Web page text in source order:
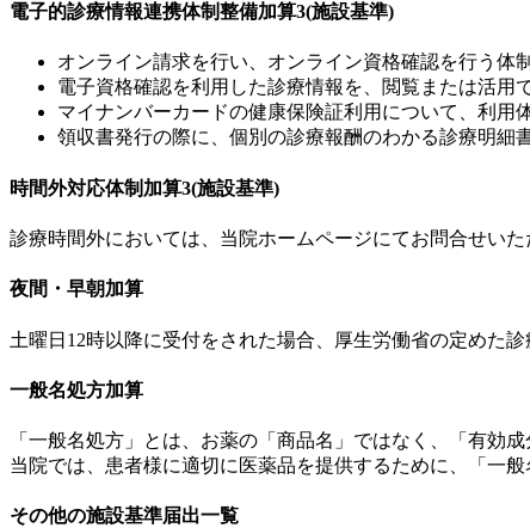
電子的診療情報連携体制整備加算3(施設基準)
オンライン請求を行い、オンライン資格確認を行う体
電子資格確認を利用した診療情報を、閲覧または活用
マイナンバーカードの健康保険証利用について、利用
領収書発行の際に、個別の診療報酬のわかる診療明細
時間外対応体制加算3(施設基準)
診療時間外においては、当院ホームページにてお問合せいた
夜間・早朝加算
土曜日12時以降に受付をされた場合、厚生労働省の定めた
一般名処方加算
「一般名処方」とは、お薬の「商品名」ではなく、「有効
当院では、患者様に適切に医薬品を提供するために、「一般
その他の施設基準届出一覧